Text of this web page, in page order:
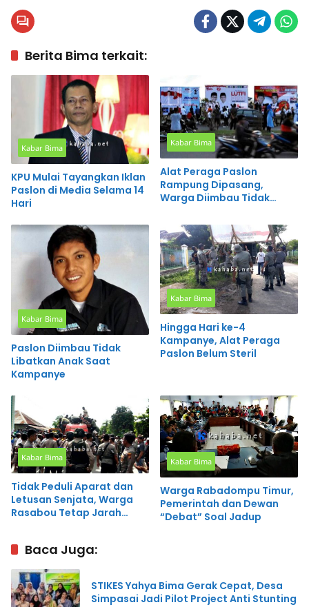
Berita Bima terkait:
Kabar Bima
KPU Mulai Tayangkan Iklan
Paslon di Media Selama 14
Hari
Kabar Bima
Alat Peraga Paslon
Rampung Dipasang,
Warga Diimbau Tidak
Kabar Bima
Paslon Diimbau Tidak
Libatkan Anak Saat
Kampanye
Kabar Bima
Hingga Hari ke-4
Kampanye, Alat Peraga
Paslon Belum Steril
Kabar Bima
Tidak Peduli Aparat dan
Letusan Senjata, Warga
Rasabou Tetap Jarah
Kabar Bima
Warga Rabadompu Timur,
Pemerintah dan Dewan
“Debat” Soal Jadup
Baca Juga:
STIKES Yahya Bima Gerak Cepat, Desa
Simpasai Jadi Pilot Project Anti Stunting